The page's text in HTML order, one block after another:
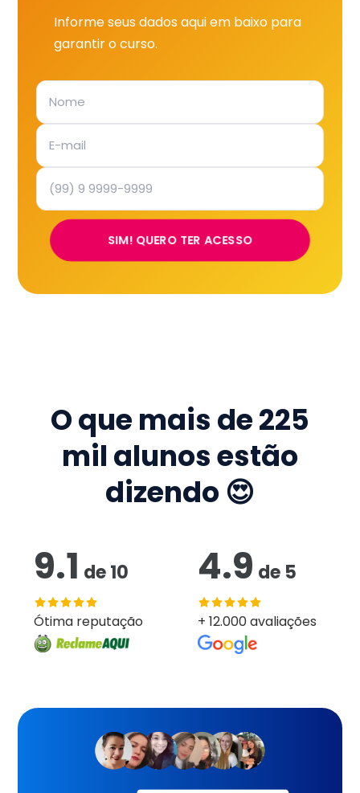
Informe seus dados aqui em baixo para
garantir o curso.
SIM! QUERO TER ACESSO
O que mais de225
mil alunos estão
dizendo 😍
9.1 de10
Ótima reputação
4.9 de 5
+ 12.000 avaliações